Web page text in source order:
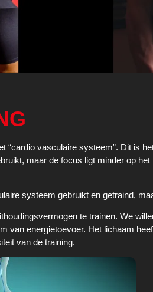
“cardio vasculaire systeem”. Dit is
maar de focus ligt minder op
systeem gebruikt en getraind,
te trainen. We
van energietoevoer. Het lichaam
van de training.